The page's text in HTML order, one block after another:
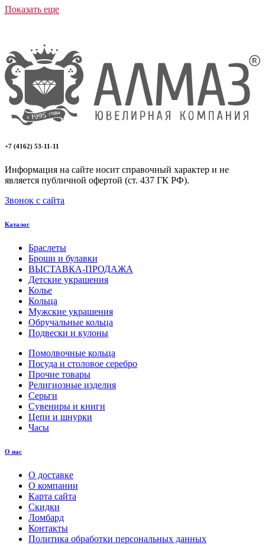
Показать еще
+7 (4162) 53-11-11
Информация на сайте носит справочный характер и не
является публичной офертой (ст. 437 ГК РФ).
Звонок с сайта
Каталог
Браслеты
Броши и булавки
ВЫСТАВКА-ПРОДАЖА
Детские украшения
Колье
Кольца
Мужские украшения
Обручальные кольца
Подвески и кулоны
Помолвочные кольца
Посуда и столовое серебро
Прочие товары
Религиозные изделия
Серьги
Сувениры и книги
Цепи и шнурки
Часы
О нас
О доставке
О компании
Карта сайта
Скидки
Ломбард
Контакты
Политика обработки персональных данных